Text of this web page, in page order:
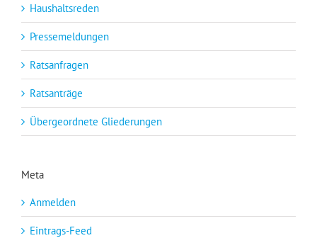
Haushaltsreden
Pressemeldungen
Ratsanfragen
Ratsanträge
Übergeordnete Gliederungen
Meta
Anmelden
Eintrags-Feed